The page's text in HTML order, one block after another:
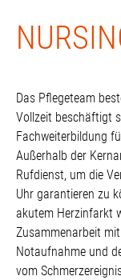
Das Pflegeteam
Vollzeit beschäftigt
Fachweiterbildung
Außerhalb der
Rufdienst, um die
Uhr garantieren zu
akutem Herzinfarkt
Zusammenarbeit
Notaufnahme und
vom